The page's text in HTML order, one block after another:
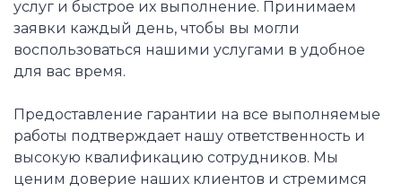
услуг и быстрое их выполнение. Принимаем
заявки каждый день, чтобы вы могли
воспользоваться нашими услугами в удобное
для вас время.
Предоставление гарантии на все выполняемые
работы подтверждает нашу ответственность и
высокую квалификацию сотрудников. Мы
ценим доверие наших клиентов и стремимся